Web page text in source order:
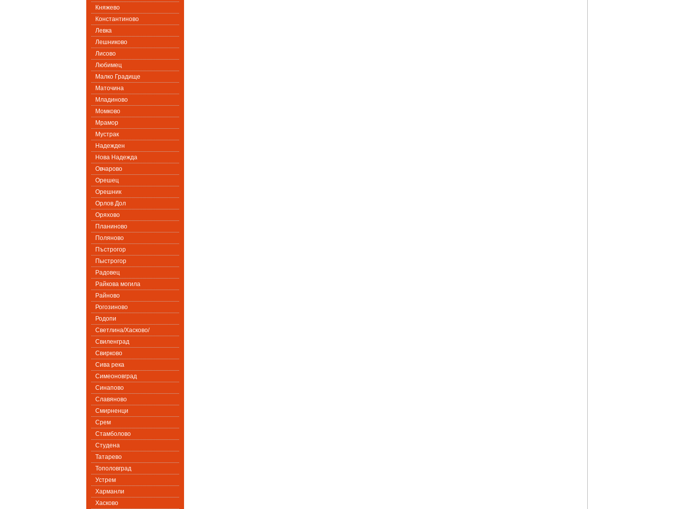
Княжево
Константиново
Левка
Лешниково
Лисово
Любимец
Малко Градище
Маточина
Младиново
Момково
Мрамор
Мустрак
Надежден
Нова Надежда
Овчарово
Орешец
Орешник
Орлов Дол
Оряхово
Планиново
Поляново
Пъстрогор
Пыстрогор
Радовец
Райкова могила
Райново
Рогозиново
Родопи
Светлина/Хасково/
Свиленград
Свирково
Сива река
Симеоновград
Синапово
Славяново
Смирненци
Срем
Стамболово
Студена
Татарево
Тополовград
Устрем
Харманли
Хасково